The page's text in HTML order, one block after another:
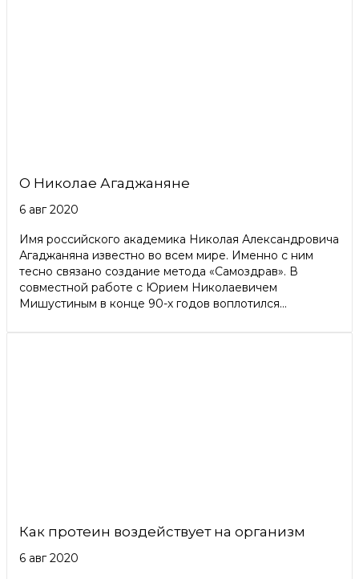
О Николае Агаджаняне
6 авг 2020
Имя российского академика Николая Александровича
Агаджаняна известно во всем мире. Именно с ним
тесно связано создание метода «Самоздрав». В
совместной работе с Юрием Николаевичем
Мишустиным в конце 90-х годов воплотился...
Как протеин воздействует на организм
6 авг 2020